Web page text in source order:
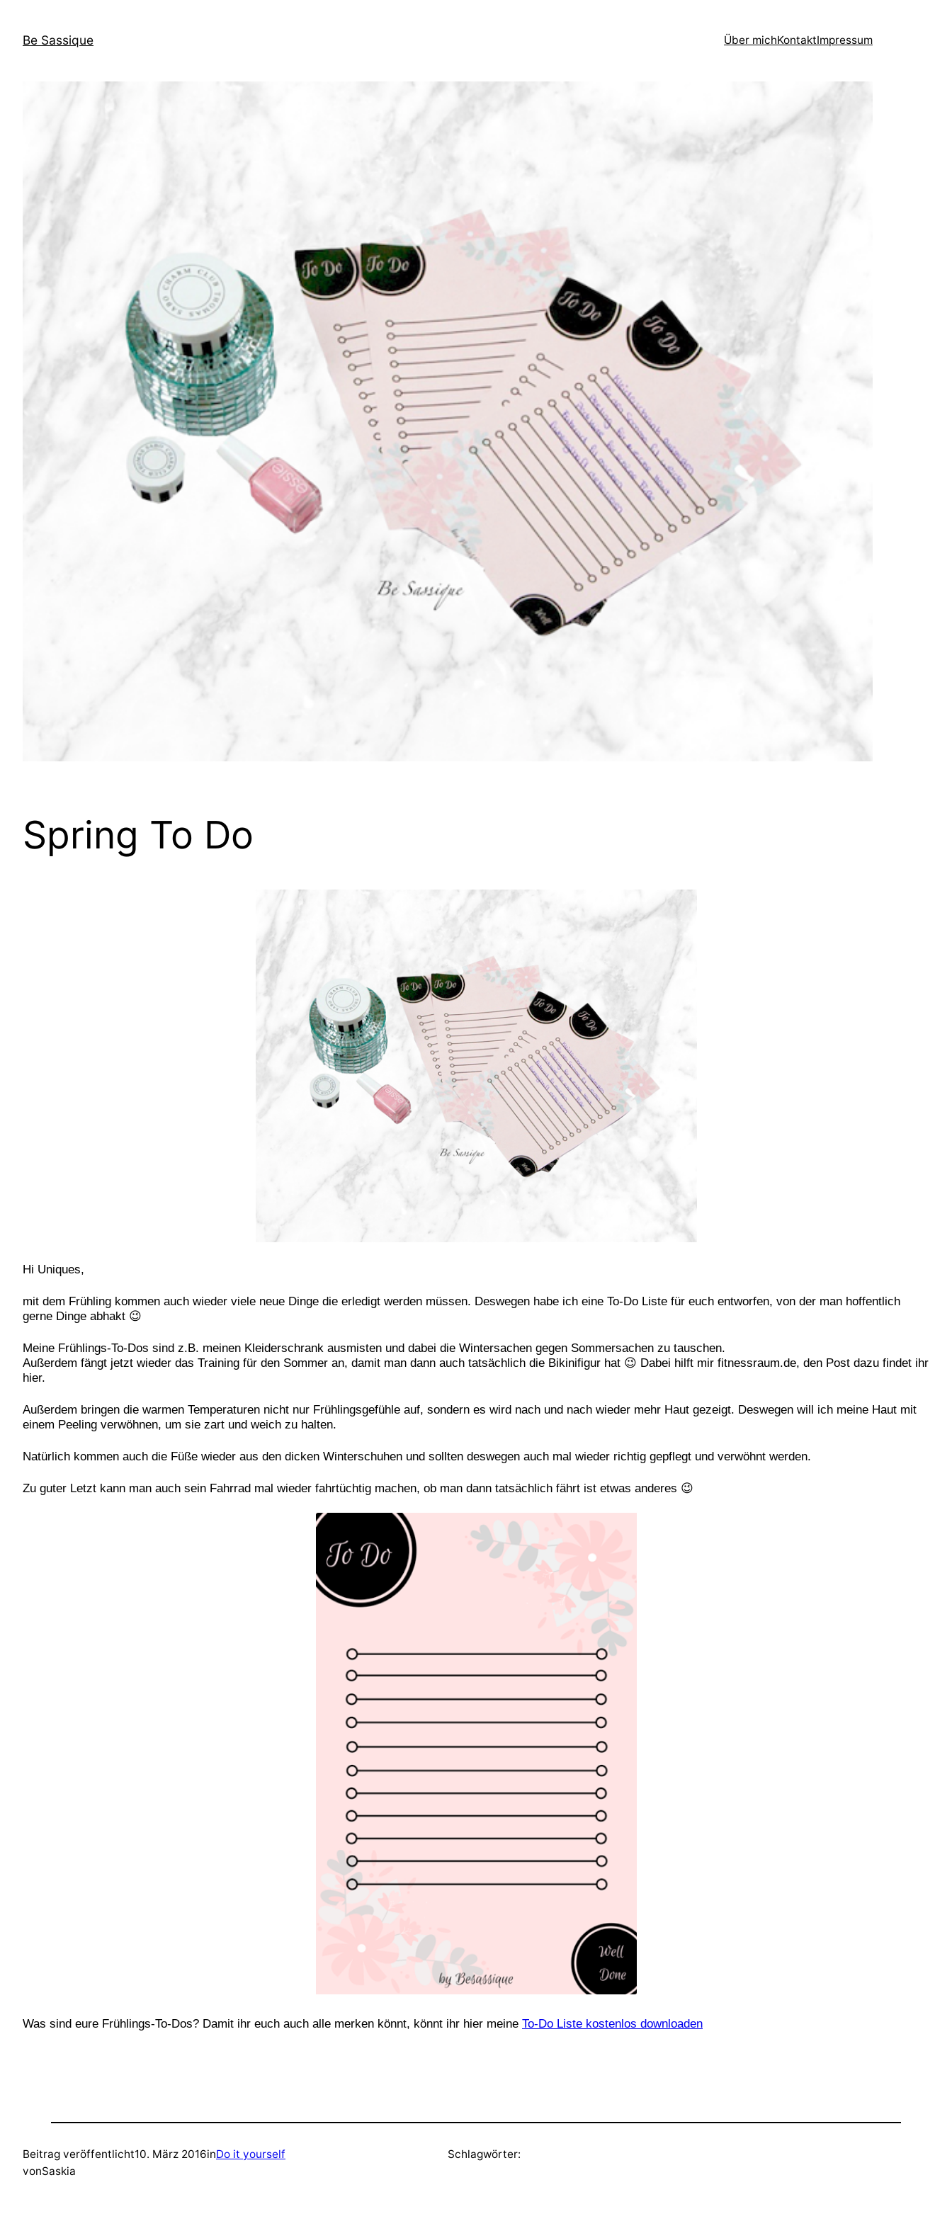
InhaltBe Sassique Über michKontaktImpressum
Spring To Do
Hi Uniques,
mit dem Frühling kommen auch wieder viele neue Dinge die erledigt werden müssen. Deswegen habe ich eine To-Do Liste für euch entworfen, von der man hoffentlich
gerne Dinge abhakt 😉
Meine Frühlings-To-Dos sind z.B. meinen Kleiderschrank ausmisten und dabei die Wintersachen gegen Sommersachen zu tauschen.
Außerdem fängt jetzt wieder das Training für den Sommer an, damit man dann auch tatsächlich die Bikinifigur hat 😉 Dabei hilft mir fitnessraum.de, den Post dazu findet ihr
hier.
Außerdem bringen die warmen Temperaturen nicht nur Frühlingsgefühle auf, sondern es wird nach und nach wieder mehr Haut gezeigt. Deswegen will ich meine Haut mit
einem Peeling verwöhnen, um sie zart und weich zu halten.
Natürlich kommen auch die Füße wieder aus den dicken Winterschuhen und sollten deswegen auch mal wieder richtig gepflegt und verwöhnt werden.
Zu guter Letzt kann man auch sein Fahrrad mal wieder fahrtüchtig machen, ob man dann tatsächlich fährt ist etwas anderes 😉
Was sind eure Frühlings-To-Dos? Damit ihr euch auch alle merken könnt, könnt ihr hier meine To-Do Liste kostenlos downloaden
Beitrag veröffentlicht10. März 2016inDo it yourself
vonSaskia
Schlagwörter: